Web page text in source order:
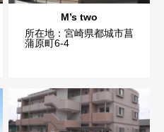
M’s two
所在地：宮崎県都城市菖
蒲原町6-4